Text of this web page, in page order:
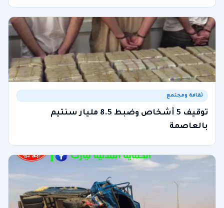
ثقافة ومجتمع
توقيف 5 أشخاص وضبط 8.5 مليار سنتيم
بالعاصمة